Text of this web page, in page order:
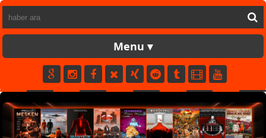
FORTUNATV
YAPIM